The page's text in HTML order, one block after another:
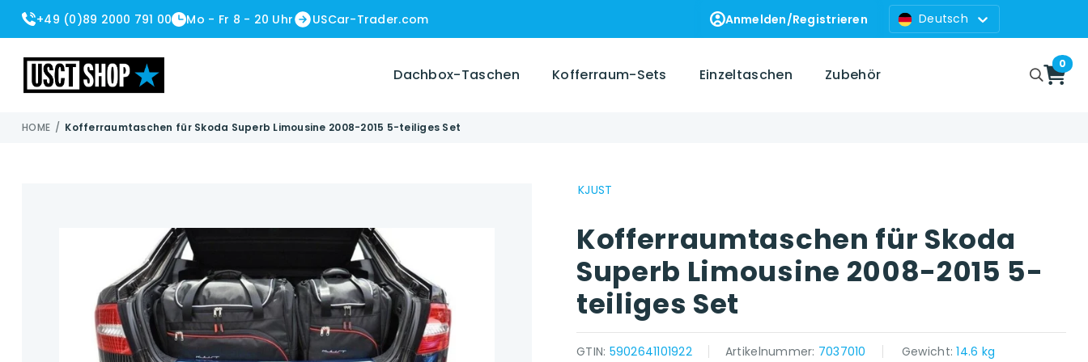
+49 (0)89 2000 791 00 Mo - Fr 8 - 20 Uhr USCar-Trader.com Anmelden/Registrieren Deutsch
Dachbox-Taschen Kofferraum-Sets Einzeltaschen Zubehör
0
HOME / Kofferraumtaschen für Skoda Superb Limousine 2008-2015 5-teiliges Set
KJUST
Kofferraumtaschen für Skoda
Superb Limousine 2008-2015 5-
teiliges Set
GTIN: 5902641101922 Artikelnummer: 7037010 Gewicht:14.6 kg